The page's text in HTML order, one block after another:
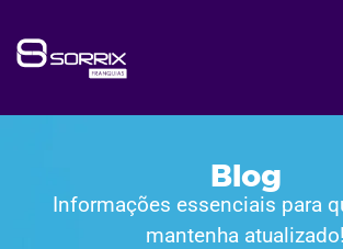
Blog
Informações essenciais para
mantenha atualizado!